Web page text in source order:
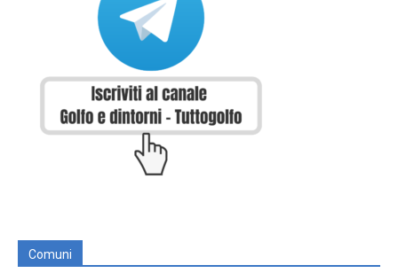
Comuni